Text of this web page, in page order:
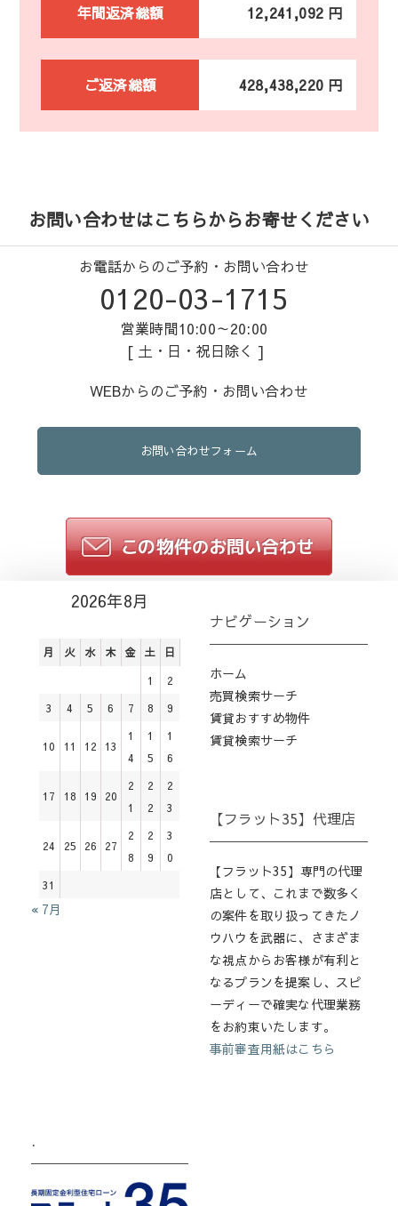
年間返済総額 12,241,092 円
ご返済総額 428,438,220 円
お問い合わせはこちらからお寄せください
お電話からのご予約・お問い合わせ
0120-03-1715
営業時間10:00～20:00
[ 土・日・祝日除く ]
WEBからのご予約・お問い合わせ
お問い合わせフォーム
2026年8月
月 火 水 木 金 土 日
1
2
3
4 5 6 7 8 9
10 11 12 13
1
4
1
5
1
6
17 18 19 20
2
1
2
2
2
3
24 25 26 27
2
8
2
9
3
0
31
« 7月
ナビゲーション
ホーム
売買検索サーチ
賃貸おすすめ物件
賃貸検索サーチ
【フラット35】代理店
【フラット35】専門の代理
店として、これまで数多く
の案件を取り扱ってきたノ
ウハウを武器に、さまざま
な視点からお客様が有利と
なるプランを提案し、スピ
ーディーで確実な代理業務
をお約束いたします。
事前審査用紙はこちら
.